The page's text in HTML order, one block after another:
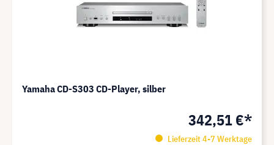
Yamaha CD-S303 CD-Player, silber
342,51 €*
Lieferzeit 4-7 Werktage